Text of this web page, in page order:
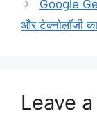
Google
और टेक्नोलॉजी
Leave